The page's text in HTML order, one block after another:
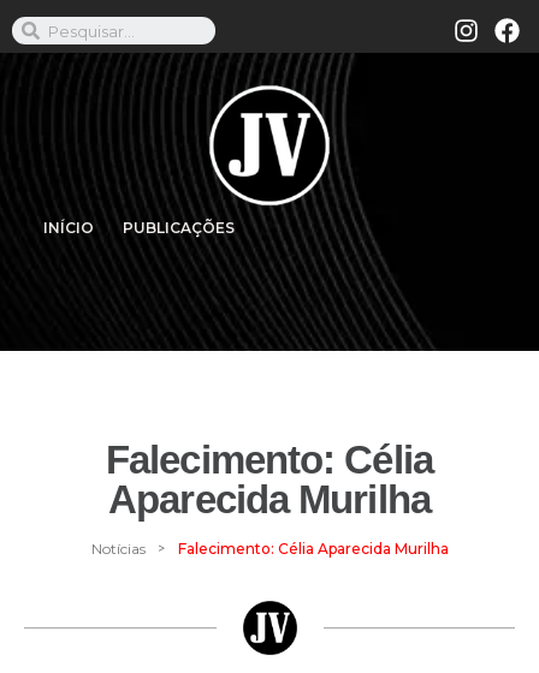
INÍCIO PUBLICAÇÕES
Falecimento: Célia
Aparecida Murilha
Notícias > Falecimento: Célia Aparecida Murilha